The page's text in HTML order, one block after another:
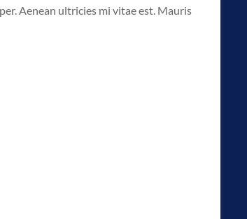
bool in
bool in
Aenean ultricies mi vitae est. Mauris